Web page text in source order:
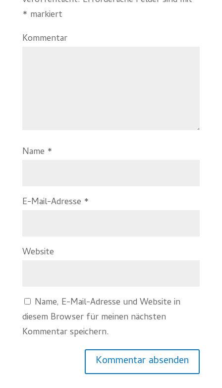
* markiert
Kommentar
Name *
E-Mail-Adresse *
Website
Name, E-Mail-Adresse und Website in
diesem Browser für meinen nächsten
Kommentar speichern.